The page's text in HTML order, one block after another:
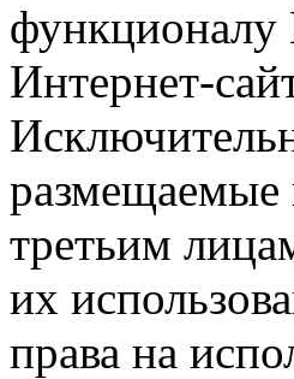
функционалу
Интернет-
размещаемые
третьим
их
права на